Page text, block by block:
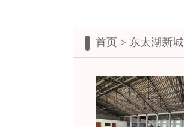
首页 > 东太湖新城